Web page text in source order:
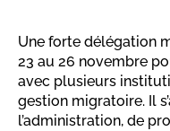
Une forte délégation
23 au 26 novembre
avec plusieurs
gestion migratoire. Il
l’administration, de